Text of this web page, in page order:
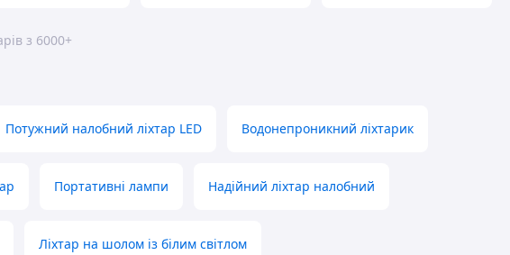
з 6000+
Потужний налобний ліхтар LED Водонепроникний ліхтарик
Портативні лампи Надійний ліхтар налобний
Ліхтар на шолом із білим світлом